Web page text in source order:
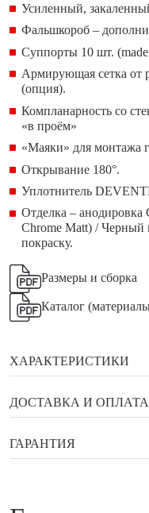
Усиленный,
Фальшкороб –
Суппорты 10 шт.
Армирующая сетка от
(опция).
Компланарность со
«в проём»
«Маяки» для монтажа
Открывание 180°.
Уплотнитель
Отделка –
Chrome Matt) /
покраску.
Размеры и сборка
Каталог
ХАРАКТЕРИСТИКИ
Бренд
Замок
ДОСТАВКА И ОПЛАТА
Способы
ГАРАНТИЯ